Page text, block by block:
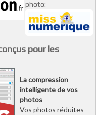
photo:
pour les
La compression
intelligente de vos
photos
Vos photos réduites